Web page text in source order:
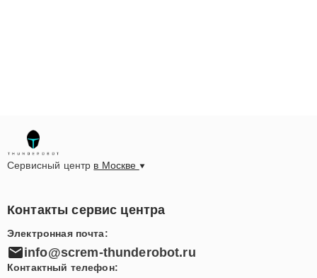
Сервисный центр в Москве
Контакты сервис центра
Электронная почта:
info@screm-thunderobot.ru
Контактный телефон: